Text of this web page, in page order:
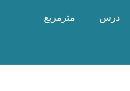
درس مترمربع